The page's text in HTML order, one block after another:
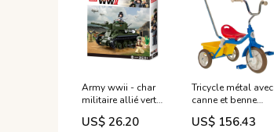
Army wwii - char
militaire allié vert
The-Zoo-Family
US$ 26.20
Tricycle métal avec
canne et benne
bleu Happy Horse
US$ 156.43